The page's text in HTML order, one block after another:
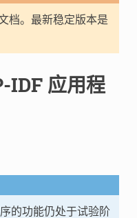
档。最新稳定版本是
IDF 应用程
的功能仍处于试验阶